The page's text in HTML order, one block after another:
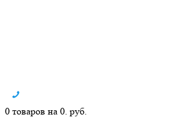
0 товаров на 0. руб.